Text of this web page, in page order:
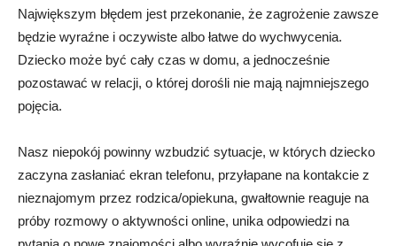
Największym błędem jest przekonanie, że zagrożenie zawsze
będzie wyraźne i oczywiste albo łatwe do wychwycenia.
Dziecko może być cały czas w domu, a jednocześnie
pozostawać w relacji, o której dorośli nie mają najmniejszego
pojęcia.
Nasz niepokój powinny wzbudzić sytuacje, w których dziecko
zaczyna zasłaniać ekran telefonu, przyłapane na kontakcie z
nieznajomym przez rodzica/opiekuna, gwałtownie reaguje na
próby rozmowy o aktywności online, unika odpowiedzi na